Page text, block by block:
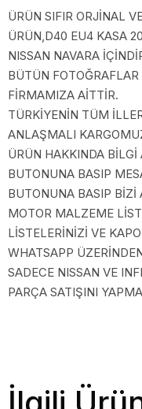
ÜRÜN SIFIR ORJİNAL
ÜRÜN,D40 EU4 KASA
NISSAN NAVARA
BÜTÜN
FİRMAMIZA AİTTİR.
TÜRKİYENİN TÜM
ANLAŞMALI
ÜRÜN HAKKINDA
BUTONUNA BASIP
BUTONUNA BASIP BİZİ
MOTOR MALZEME
LİSTELERİNİZİ VE
WHATSAPP
SADECE NISSAN VE
PARÇA SATIŞINI